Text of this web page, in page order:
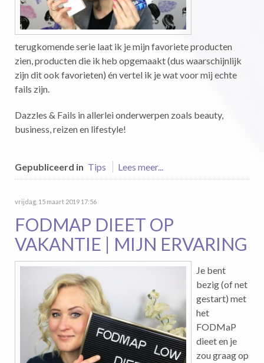
terugkomende serie laat ik je mijn favoriete producten
zien, producten die ik heb opgemaakt (dus waarschijnlijk
zijn dit ook favorieten) én vertel ik je wat voor mij echte
fails zijn.
Dazzles & Fails in allerlei onderwerpen zoals beauty,
business, reizen en lifestyle!
Gepubliceerd in Tips Lees meer...
vrijdag, 15 maart 2019 17:56
FODMAP DIEET OP
VAKANTIE | MIJN ERVARING
Je bent
bezig (of net
gestart) met
het
FODMaP
dieet en je
zou graag op